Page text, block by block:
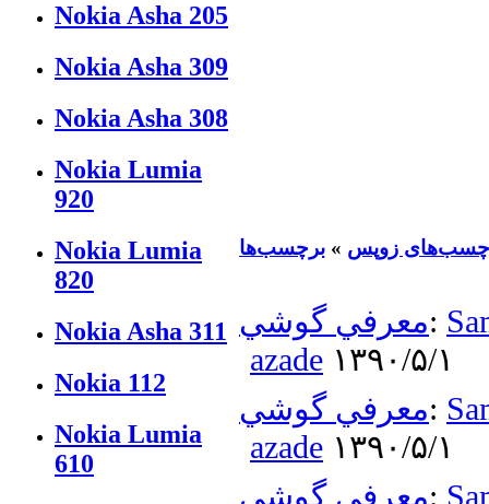
Nokia Asha 205
Nokia Asha 309
Nokia Asha 308
Nokia Lumia
920
Nokia Lumia
820
Nokia Asha 311
Nokia 112
Nokia Lumia
610
زوپس » برچسب‌ها
معرفي گوشي:
azade ۱۳۹۰/۵/۱
معرفي گوشي:
azade ۱۳۹۰/۵/۱
معرفي گوشي: